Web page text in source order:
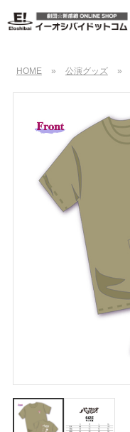
HOME » 公演グッズ »